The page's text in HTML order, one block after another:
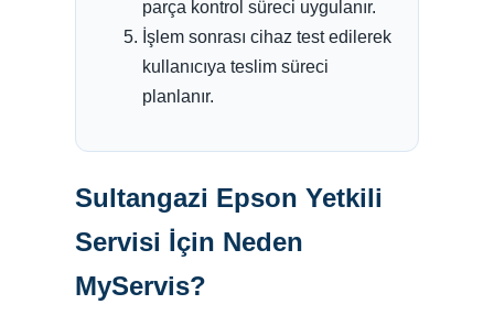
parça kontrol süreci uygulanır.
İşlem sonrası cihaz test edilerek
kullanıcıya teslim süreci
planlanır.
Sultangazi Epson Yetkili
Servisi İçin Neden
MyServis?